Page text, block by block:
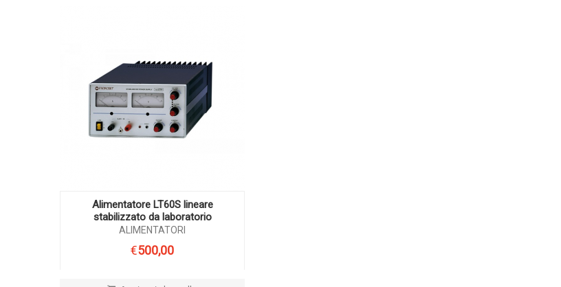
Alimentatore LT60S lineare
stabilizzato da laboratorio
ALIMENTATORI
€500,00